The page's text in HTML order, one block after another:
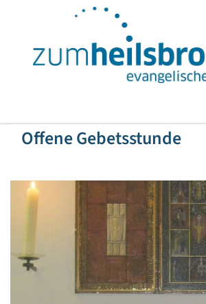
Offene Gebetsstunde